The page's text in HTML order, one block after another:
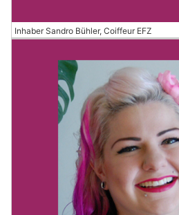
Inhaber Sandro Bühler, Coiffeur EFZ